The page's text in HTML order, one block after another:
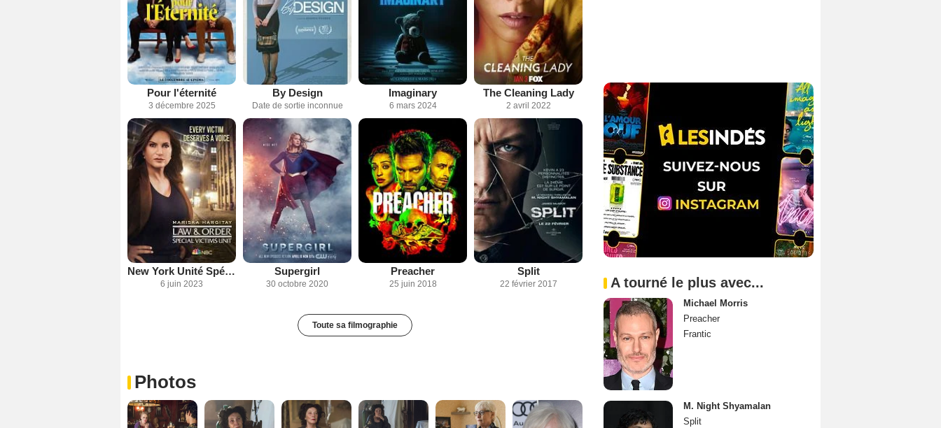
Pour l'éternité
3 décembre 2025
By Design
Date de sortie inconnue
Imaginary
6 mars 2024
The Cleaning Lady
2 avril 2022
New York Unité Spéciale
6 juin 2023
Supergirl
30 octobre 2020
Preacher
25 juin 2018
Split
22 février 2017
Toute sa filmographie
Photos
A tourné le plus avec...
Michael Morris
Preacher
Frantic
M. Night Shyamalan
Split